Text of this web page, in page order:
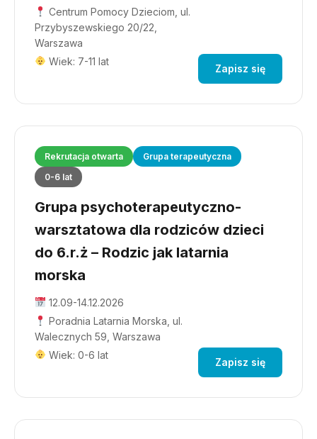
Centrum Pomocy Dzieciom, ul.
Przybyszewskiego 20/22,
Warszawa
Wiek: 7-11 lat
Zapisz się
Rekrutacja otwarta
Grupa terapeutyczna
0-6 lat
Grupa psychoterapeutyczno-
warsztatowa dla rodziców dzieci
do 6.r.ż – Rodzic jak latarnia
morska
12.09-14.12.2026
Poradnia Latarnia Morska, ul.
Walecznych 59, Warszawa
Wiek: 0-6 lat
Zapisz się